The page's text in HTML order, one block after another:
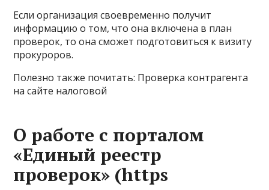
Если организация своевременно получит
информацию о том, что она включена в план
проверок, то она сможет подготовиться к визиту
прокуроров.
Полезно также почитать: Проверка контрагента
на сайте налоговой
О работе с порталом
«Единый реестр
проверок» (https